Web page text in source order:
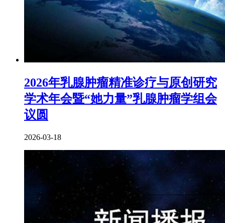
2026年乳腺肿瘤精准诊疗与原创研究
学术年会暨“她力量”乳腺肿瘤学组会
议圆
2026-03-18